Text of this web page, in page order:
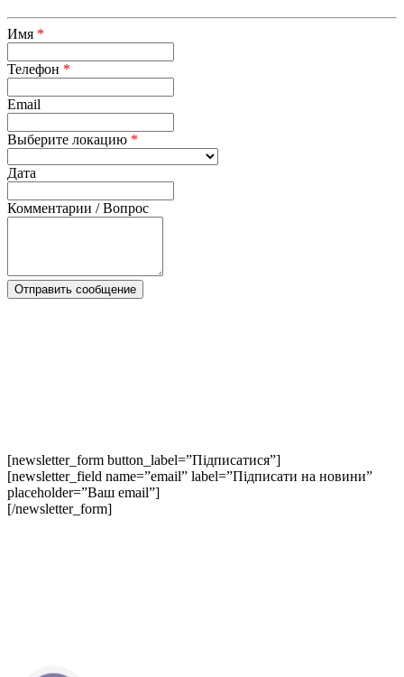
Имя *
Телефон *
Email
Выберите локацию *
Дата
Комментарии / Вопрос
[newsletter_form button_label=”Підписатися”]
[newsletter_field name=”email” label=”Підписати на новини”
placeholder=”Ваш email”]
[/newsletter_form]